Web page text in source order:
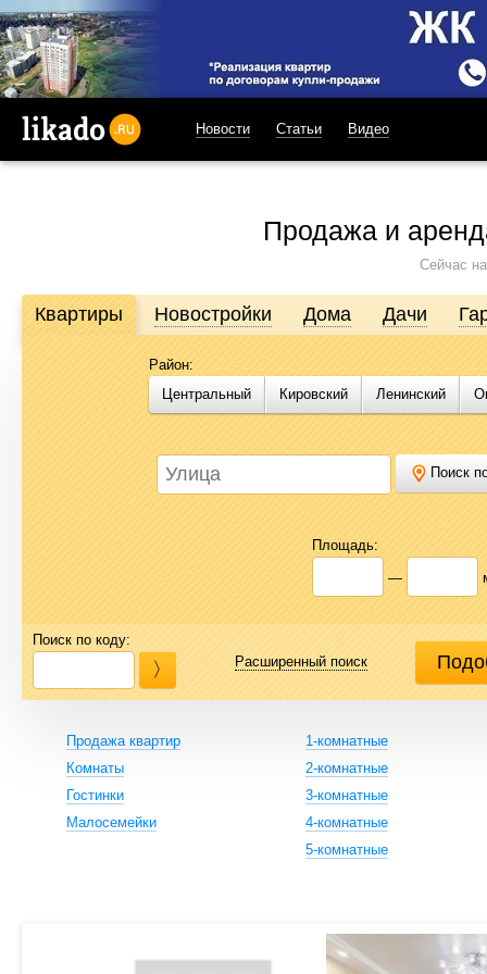
Новости Статьи Видео
Продажа и
Сейчас
Продажа и аренда недвижимости в Омске
Likado.ru – сайт актуальных и достоверных объявлений по
или купить квартиру, найти землю под строительство,
Likado.ru, чтобы сэкономить время и силы в поисках нужного
Квартиры Новостройки Дома Дачи
Район:
Центральный
Кировский Ленинский
Поиск
Площадь:
—
Поиск по коду:
Расширенный поиск
Продажа квартир
Комнаты
Гостинки
Малосемейки
1-комнатные
2-комнатные
3-комнатные
4-комнатные
5-комнатные